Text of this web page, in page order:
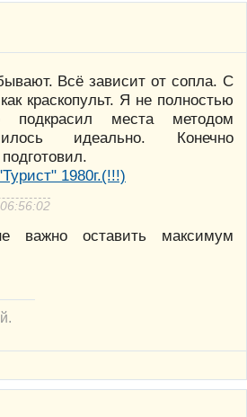
Всё зависит от сопла. С
краскопульт. Я не полностью
подкрасил места методом
идеально. Конечно
важно оставить максимум